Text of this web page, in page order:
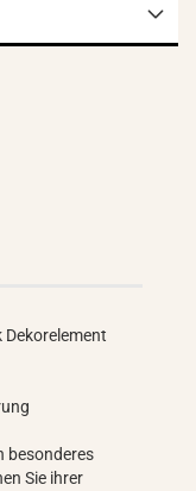
Dekorelement
besonderes
Sie ihrer